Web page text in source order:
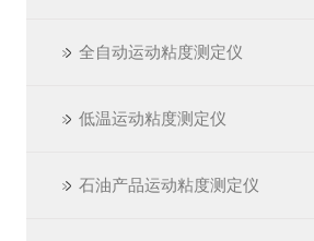
全自动运动粘度测定仪
低温运动粘度测定仪
石油产品运动粘度测定仪